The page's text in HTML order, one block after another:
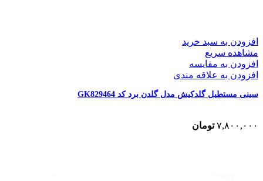
افزودن به سبد خرید
مشاهده سریع
افزودن به مقایسه
افزودن به علاقه مندی
سینی مستطیل گلدکیش مدل گلدن برد کد GK829464
۷,۸۰۰,۰۰۰ تومان